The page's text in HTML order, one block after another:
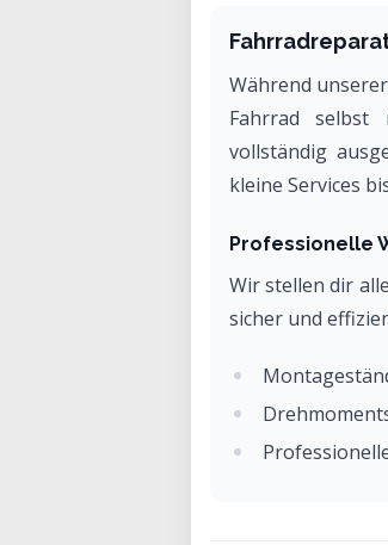
Während unserer
Fahrrad selbst
vollständig
kleine Services
Professionelle
Wir stellen dir
sicher und